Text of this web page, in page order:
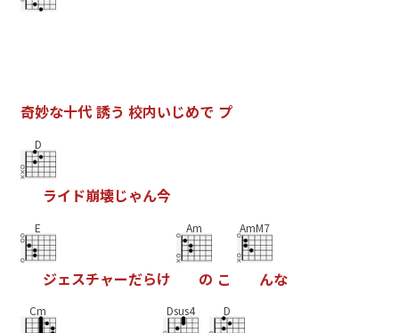
奇妙な十代 誘う 校内いじめで プ
D
ライ ド崩壊じゃん今
E
ジェスチャーだらけ
Am
の こ
AmM7
んな
Cm Dsus4 D